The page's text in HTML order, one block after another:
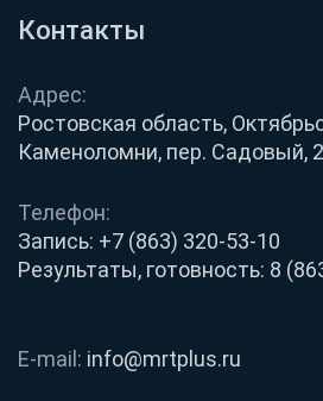
Контакты
Адрес:
Ростовская область,
Каменоломни, пер. Садовый,
Телефон:
Запись: +7 (863) 320-53-10
Результаты, готовность: 8
E-mail: info@mrtplus.ru